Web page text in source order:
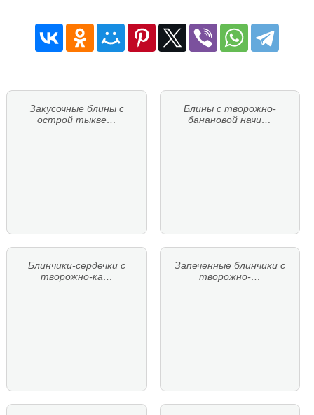
Закусочные блины с
острой тыкве…
Блины с творожно-
банановой начи…
Блинчики-сердечки с
творожно-ка…
Запеченные блинчики с
творожно-…